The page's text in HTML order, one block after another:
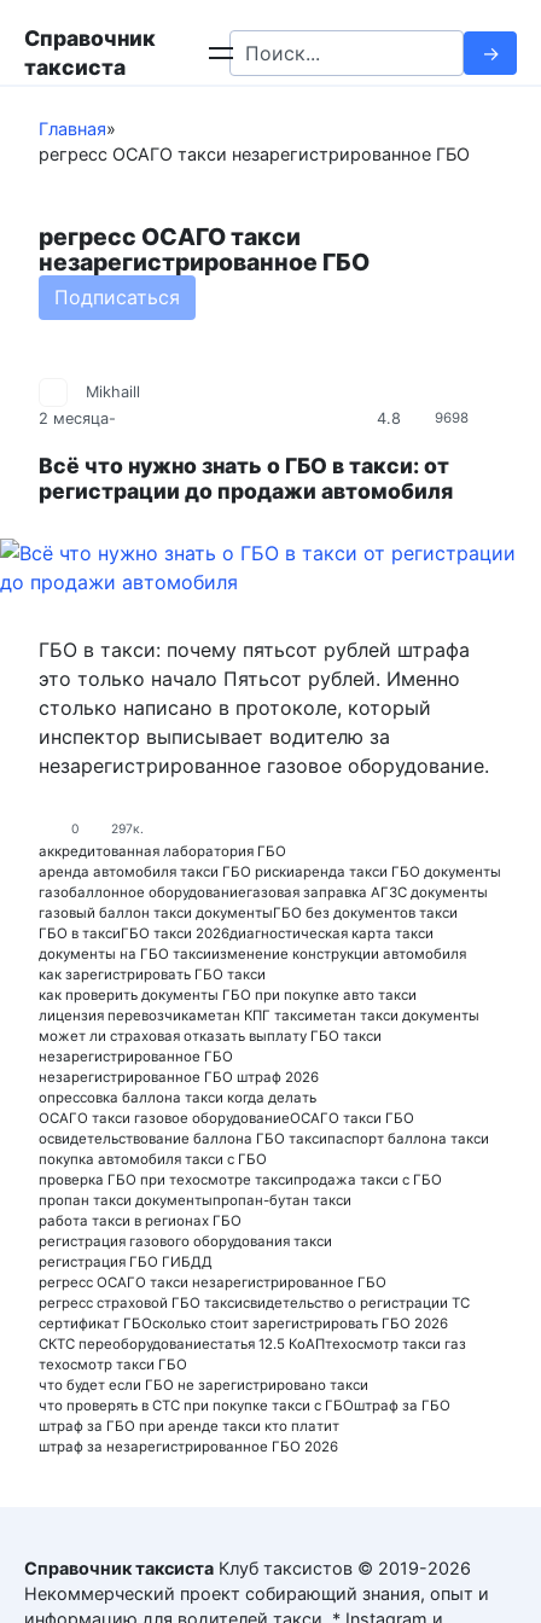
контенту
Справочник
таксиста
Search
for:
Главная»
регресс ОСАГО такси незарегистрированное ГБО
регресс ОСАГО такси
незарегистрированное ГБО
Подписаться
9698
4.8
Mikhaill
2 месяца-
Всё что нужно знать о ГБО в такси: от
регистрации до продажи автомобиля
ГБО в такси: почему пятьсот рублей штрафа
это только начало Пятьсот рублей. Именно
столько написано в протоколе, который
инспектор выписывает водителю за
незарегистрированное газовое оборудование.
0 297к.
аккредитованная лаборатория ГБО
аренда автомобиля такси ГБО рискиаренда такси ГБО документы
газобаллонное оборудованиегазовая заправка АГЗС документы
газовый баллон такси документыГБО без документов такси
ГБО в таксиГБО такси 2026диагностическая карта такси
документы на ГБО таксиизменение конструкции автомобиля
как зарегистрировать ГБО такси
как проверить документы ГБО при покупке авто такси
лицензия перевозчикаметан КПГ таксиметан такси документы
может ли страховая отказать выплату ГБО такси
незарегистрированное ГБО
незарегистрированное ГБО штраф 2026
опрессовка баллона такси когда делать
ОСАГО такси газовое оборудованиеОСАГО такси ГБО
освидетельствование баллона ГБО таксипаспорт баллона такси
покупка автомобиля такси с ГБО
проверка ГБО при техосмотре таксипродажа такси с ГБО
пропан такси документыпропан-бутан такси
работа такси в регионах ГБО
регистрация газового оборудования такси
регистрация ГБО ГИБДД
регресс ОСАГО такси незарегистрированное ГБО
регресс страховой ГБО таксисвидетельство о регистрации ТС
сертификат ГБОсколько стоит зарегистрировать ГБО 2026
СКТС переоборудованиестатья 12.5 КоАПтехосмотр такси газ
техосмотр такси ГБО
что будет если ГБО не зарегистрировано такси
что проверять в СТС при покупке такси с ГБОштраф за ГБО
штраф за ГБО при аренде такси кто платит
штраф за незарегистрированное ГБО 2026
Справочник таксиста Клуб таксистов © 2019-2026
Некоммерческий проект собирающий знания, опыт и